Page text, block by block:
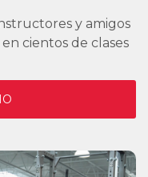
y amigos
cientos de clases